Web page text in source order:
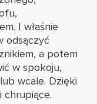
I właśnie
odsączyć
a potem
w spokoju,
wcale. Dzięki
chrupiące.